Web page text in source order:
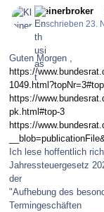
Kleinerbroker
Geschrieben23.
Guten Morgen ,
https://
https://
pk.html#top-3
https://
Ich lese hoffentlich
Jahressteuergesetz
der
"Aufhebung des
Termingeschäften